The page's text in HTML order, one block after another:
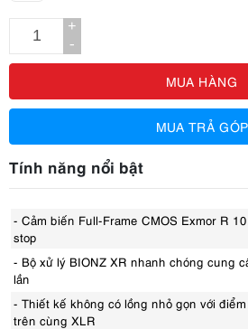
+
-
MUA HÀNG
MUA TRẢ GÓP
Tính năng nổi bật
- Cảm biến Full-Frame CMOS Exmor R
stop
- Bộ xử lý BIONZ XR nhanh chóng cung
lần
- Thiết kế không có lồng nhỏ gọn với
trên cùng XLR